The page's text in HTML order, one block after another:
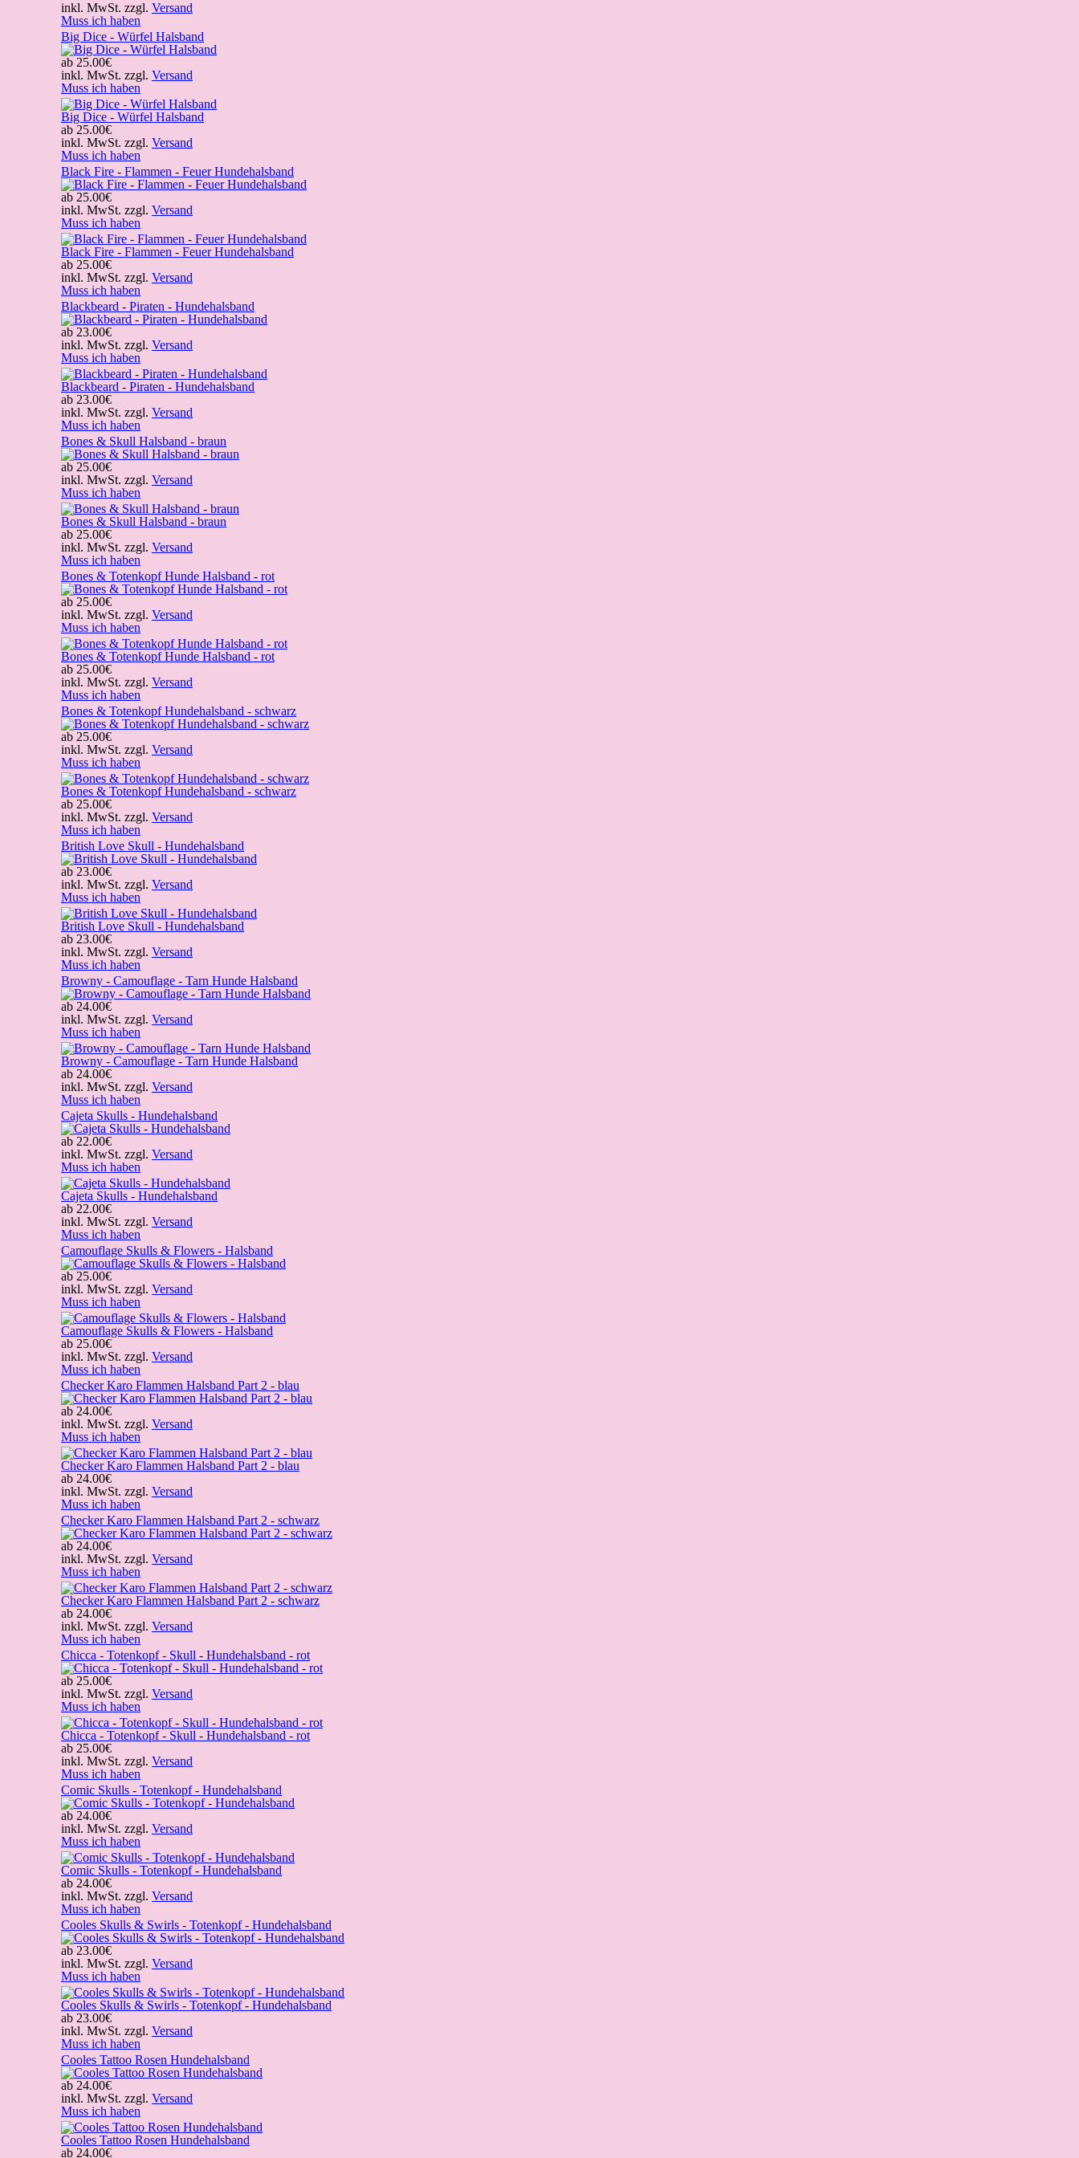
inkl. MwSt. zzgl. Versand
Muss ich haben
Big Dice - Würfel Halsband
ab 25.00€
inkl. MwSt. zzgl. Versand
Muss ich haben
Big Dice - Würfel Halsband
ab 25.00€
inkl. MwSt. zzgl. Versand
Muss ich haben
Black Fire - Flammen - Feuer Hundehalsband
ab 25.00€
inkl. MwSt. zzgl. Versand
Muss ich haben
Black Fire - Flammen - Feuer Hundehalsband
ab 25.00€
inkl. MwSt. zzgl. Versand
Muss ich haben
Blackbeard - Piraten - Hundehalsband
ab 23.00€
inkl. MwSt. zzgl. Versand
Muss ich haben
Blackbeard - Piraten - Hundehalsband
ab 23.00€
inkl. MwSt. zzgl. Versand
Muss ich haben
Bones & Skull Halsband - braun
ab 25.00€
inkl. MwSt. zzgl. Versand
Muss ich haben
Bones & Skull Halsband - braun
ab 25.00€
inkl. MwSt. zzgl. Versand
Muss ich haben
Bones & Totenkopf Hunde Halsband - rot
ab 25.00€
inkl. MwSt. zzgl. Versand
Muss ich haben
Bones & Totenkopf Hunde Halsband - rot
ab 25.00€
inkl. MwSt. zzgl. Versand
Muss ich haben
Bones & Totenkopf Hundehalsband - schwarz
ab 25.00€
inkl. MwSt. zzgl. Versand
Muss ich haben
Bones & Totenkopf Hundehalsband - schwarz
ab 25.00€
inkl. MwSt. zzgl. Versand
Muss ich haben
British Love Skull - Hundehalsband
ab 23.00€
inkl. MwSt. zzgl. Versand
Muss ich haben
British Love Skull - Hundehalsband
ab 23.00€
inkl. MwSt. zzgl. Versand
Muss ich haben
Browny - Camouflage - Tarn Hunde Halsband
ab 24.00€
inkl. MwSt. zzgl. Versand
Muss ich haben
Browny - Camouflage - Tarn Hunde Halsband
ab 24.00€
inkl. MwSt. zzgl. Versand
Muss ich haben
Cajeta Skulls - Hundehalsband
ab 22.00€
inkl. MwSt. zzgl. Versand
Muss ich haben
Cajeta Skulls - Hundehalsband
ab 22.00€
inkl. MwSt. zzgl. Versand
Muss ich haben
Camouflage Skulls & Flowers - Halsband
ab 25.00€
inkl. MwSt. zzgl. Versand
Muss ich haben
Camouflage Skulls & Flowers - Halsband
ab 25.00€
inkl. MwSt. zzgl. Versand
Muss ich haben
Checker Karo Flammen Halsband Part 2 - blau
ab 24.00€
inkl. MwSt. zzgl. Versand
Muss ich haben
Checker Karo Flammen Halsband Part 2 - blau
ab 24.00€
inkl. MwSt. zzgl. Versand
Muss ich haben
Checker Karo Flammen Halsband Part 2 - schwarz
ab 24.00€
inkl. MwSt. zzgl. Versand
Muss ich haben
Checker Karo Flammen Halsband Part 2 - schwarz
ab 24.00€
inkl. MwSt. zzgl. Versand
Muss ich haben
Chicca - Totenkopf - Skull - Hundehalsband - rot
ab 25.00€
inkl. MwSt. zzgl. Versand
Muss ich haben
Chicca - Totenkopf - Skull - Hundehalsband - rot
ab 25.00€
inkl. MwSt. zzgl. Versand
Muss ich haben
Comic Skulls - Totenkopf - Hundehalsband
ab 24.00€
inkl. MwSt. zzgl. Versand
Muss ich haben
Comic Skulls - Totenkopf - Hundehalsband
ab 24.00€
inkl. MwSt. zzgl. Versand
Muss ich haben
Cooles Skulls & Swirls - Totenkopf - Hundehalsband
ab 23.00€
inkl. MwSt. zzgl. Versand
Muss ich haben
Cooles Skulls & Swirls - Totenkopf - Hundehalsband
ab 23.00€
inkl. MwSt. zzgl. Versand
Muss ich haben
Cooles Tattoo Rosen Hundehalsband
ab 24.00€
inkl. MwSt. zzgl. Versand
Muss ich haben
Cooles Tattoo Rosen Hundehalsband
ab 24.00€